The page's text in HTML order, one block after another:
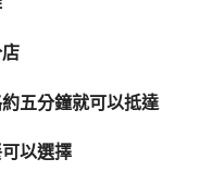
五分鐘就可以抵達
以選擇